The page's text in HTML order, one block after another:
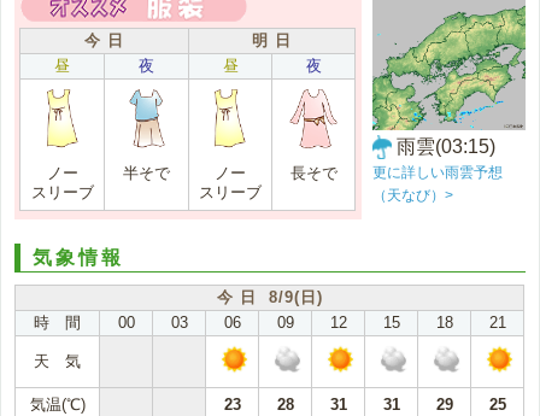
今 日
明 日
昼
夜 昼 夜
ノー
スリーブ
半そで
ノー
スリーブ
長そで
雨雲(03:15)
更に詳しい雨雲予想
（天なび）>
気象情報
今 日 8/9(日)
時 間
00 03 06 09 12 15 18 21
天 気
気温(℃) 23 28 31 31 29
25